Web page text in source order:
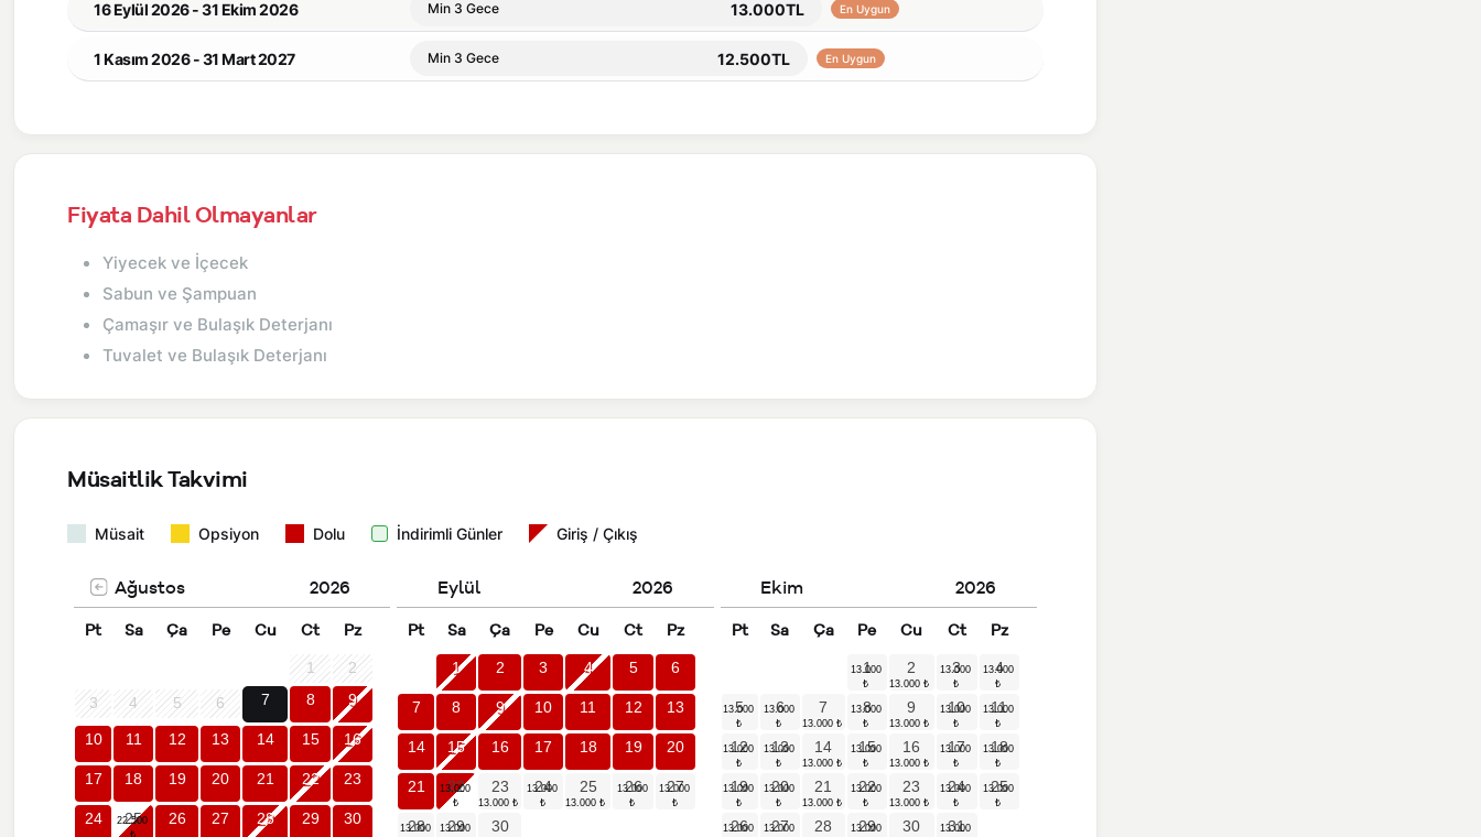
16 Eylül 2026 - 31 Ekim 2026 Min 3 Gece 13.000TL En Uygun
1 Kasım 2026 - 31 Mart 2027 Min 3 Gece 12.500TL En Uygun
Fiyata Dahil Olmayanlar
Yiyecek ve İçecek
Sabun ve Şampuan
Çamaşır ve Bulaşık Deterjanı
Tuvalet ve Bulaşık Deterjanı
Müsaitlik Takvimi
Müsait Opsiyon Dolu İndirimli Günler Giriş / Çıkış
Ağustos 2026
Pt Sa Ça Pe Cu Ct Pz
1
2
3
4 5 6 7 8 9
10 11 12 13 14 15 16
17 18 19 20 21 22 23
24 25 26 27 28 29 30
Eylül 2026
Pt Sa Ça Pe Cu Ct Pz
1 2 3 4 5 6
7 8 9 10 11 12 13
14 15 16 17 18 19 20
21 22 23 24 25 26 27
28 29 30
Ekim 2026
Pt Sa Ça Pe Cu Ct Pz
1 2 3 4
5 6 7 8 9 10 11
12 13 14 15 16 17 18
19 20 21 22 23 24 25
26 27 28 29 30 31